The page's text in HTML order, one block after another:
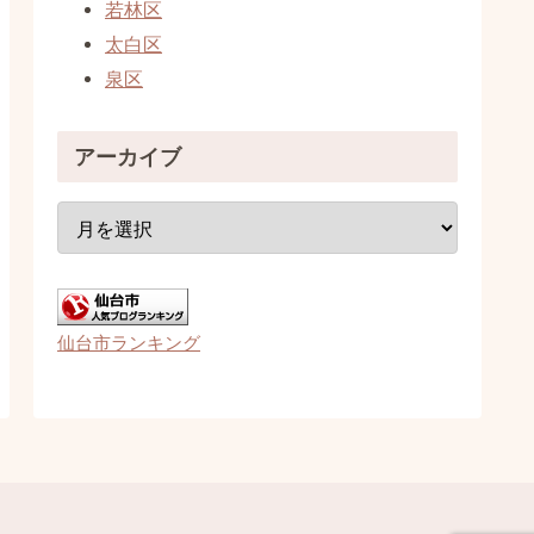
若林区
太白区
泉区
アーカイブ
仙台市ランキング